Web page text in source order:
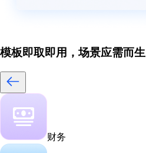
模板即取即用，场景应需而生
财务